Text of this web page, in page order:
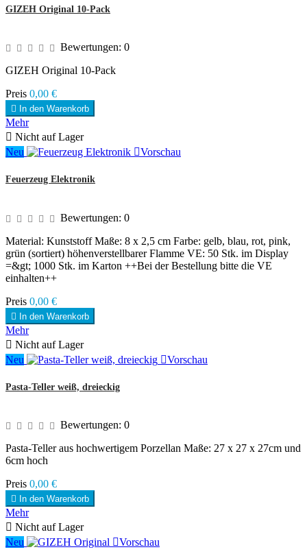
GIZEH Original 10-Pack
Bewertungen: 0
GIZEH Original 10-Pack
Preis 0,00 €
 In den Warenkorb
Mehr
 Nicht auf Lager
Neu
Vorschau
Feuerzeug Elektronik
Bewertungen: 0
Material: Kunststoff Maße: 8 x 2,5 cm Farbe: gelb, blau, rot, pink,
grün (sortiert) höhenverstellbarer Flamme VE: 50 Stk. im Display
=&gt; 1000 Stk. im Karton ++Bei der Bestellung bitte die VE
einhalten++
Preis 0,00 €
 In den Warenkorb
Mehr
 Nicht auf Lager
Neu
Vorschau
Pasta-Teller weiß, dreieckig
Bewertungen: 0
Pasta-Teller aus hochwertigem Porzellan Maße: 27 x 27 x 27cm und
6cm hoch
Preis 0,00 €
 In den Warenkorb
Mehr
 Nicht auf Lager
Neu
Vorschau